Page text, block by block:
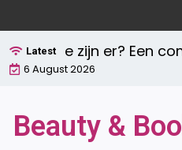
naar
de
inhoud
Latest
zijn er? Een
6 August 2026
Beauty &